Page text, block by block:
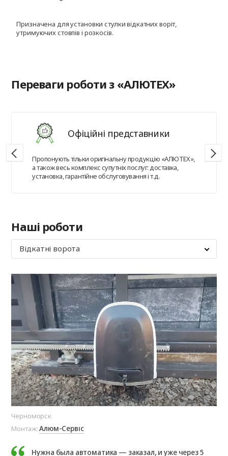
Призначена для установки стулки відкатних воріт,
утримуючих стовпів і розкосів.
Переваги роботи з «АЛЮТЕХ»
Офіційні представники
Пропонують тільки оригінальну продукцію «АЛЮТЕХ»,
а також весь комплекс супутніх послуг: доставка,
установка, гарантійне обслуговування і т.д.
Наші роботи
Відкатні ворота
Черноморск
Монтаж:Алюм-Сервіс
Нужна была автоматика — заказал, и уже через 5